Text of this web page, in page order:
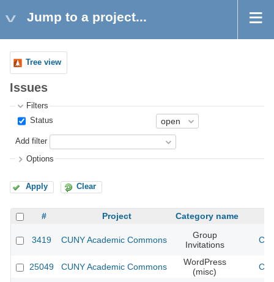
Jump to a project...
Tree view
Issues
Filters
Status
Add filter
Options
Apply Clear
# Project Category name
3419 CUNY Academic Commons
Group
Invitations
25049 CUNY Academic Commons
WordPress
(misc)